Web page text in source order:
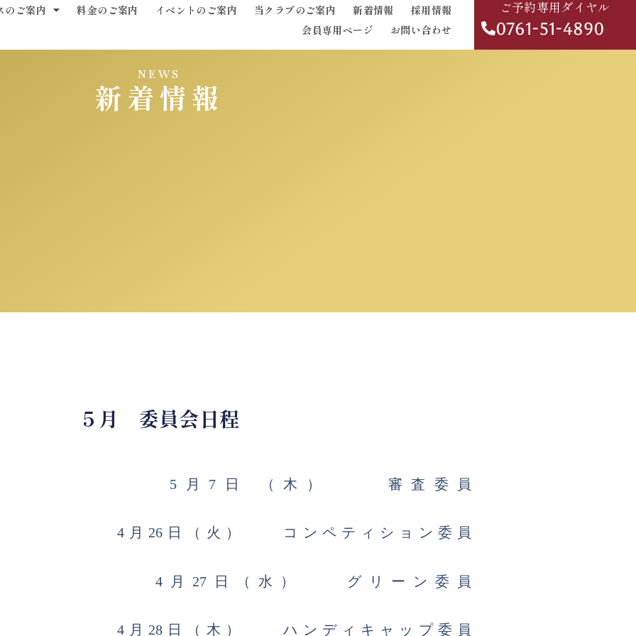
のご案内 料金のご案内 イベントのご案内 当クラブのご案内 新着情報
採用情報
会員専用ページ
お問い合わせ
ご予約専用ダイヤル
0761-51-4890
NEWS
新着情報
５月 委員会日程
（木） 審査委員
火） コンペティション委員
（水） グリーン委員
木） ハンディキャップ委員